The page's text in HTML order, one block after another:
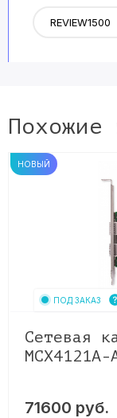
Похожие
НОВЫЙ
ПОД ЗАКАЗ
Сетевая
71600 руб.